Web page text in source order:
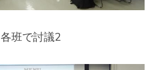
各班で討議2